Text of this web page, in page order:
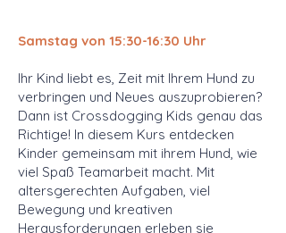
Samstag von 15:30-16:30 Uhr
Ihr Kind liebt es, Zeit mit Ihrem Hund zu
verbringen und Neues auszuprobieren?
Dann ist Crossdogging Kids genau das
Richtige! In diesem Kurs entdecken
Kinder gemeinsam mit ihrem Hund, wie
viel Spaß Teamarbeit macht. Mit
altersgerechten Aufgaben, viel
Bewegung und kreativen
Herausforderungen erleben sie